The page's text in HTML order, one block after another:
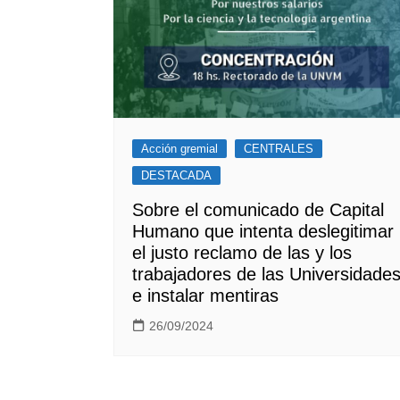
Acción gremial
CENTRALES
DESTACADA
Sobre el comunicado de Capital
Humano que intenta deslegitimar
el justo reclamo de las y los
trabajadores de las Universidades
e instalar mentiras
26/09/2024